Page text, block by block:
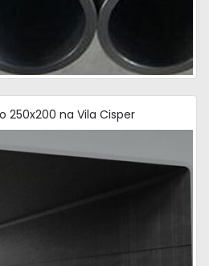
250x200 na Vila Cisper